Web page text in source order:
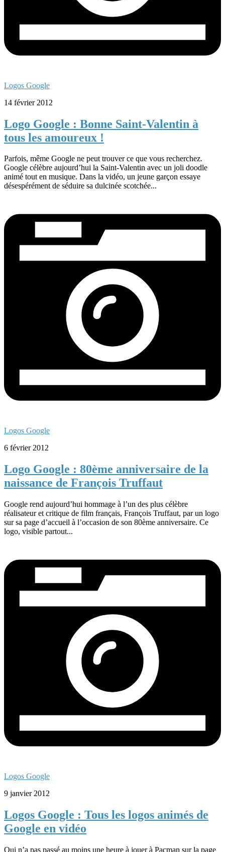
Logos Google
14 février 2012
Logo Google : Bonne Saint-Valentin à
tous les amoureux !
Parfois, même Google ne peut trouver ce que vous recherchez.
Google célèbre aujourd’hui la Saint-Valentin avec un joli doodle
animé tout en musique. Dans la vidéo, un jeune garçon essaye
désespérément de séduire sa dulcinée scotchée...
Logos Google
6 février 2012
Logo Google : 80ème anniversaire de la
naissance de François Truffaut
Google rend aujourd’hui hommage à l’un des plus célèbre
réalisateur et critique de film français, François Truffaut, par un logo
sur sa page d’accueil à l’occasion de son 80ème anniversaire. Ce
logo, visible partout...
Logos Google
9 janvier 2012
Logos Google : Tous les logos animés de
Google en vidéo
Qui n’a pas passé au moins une heure à jouer à Pacman sur la page